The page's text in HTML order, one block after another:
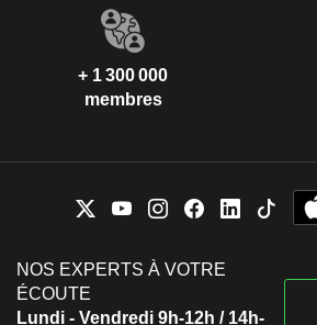
+ 1 300 000
membres
NOS EXPERTS À VOTRE
ÉCOUTE
Lundi - Vendredi 9h-12h / 14h-